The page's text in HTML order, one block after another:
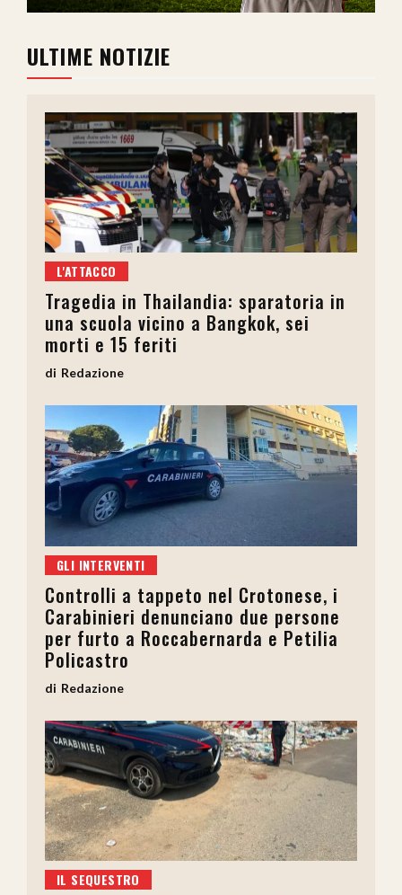
ULTIME NOTIZIE
L'ATTACCO
Tragedia in Thailandia: sparatoria in
una scuola vicino a Bangkok, sei
morti e 15 feriti
Redazione
GLI INTERVENTI
Controlli a tappeto nel Crotonese, i
Carabinieri denunciano due persone
per furto a Roccabernarda e Petilia
Policastro
Redazione
IL SEQUESTRO